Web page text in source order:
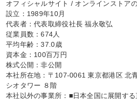
オフィシャルサイト / オンラインストア
設立：1989年10月
代表者：代表取締役社長 福永敬弘
従業員数：674人
平均年齢：37.0歳
資本金：100百万円
株式公開：非公開
本社所在地：〒107-0061 東京都港区 北
シオタワー ８階
本社以外の事業所：■日本全国に展開す